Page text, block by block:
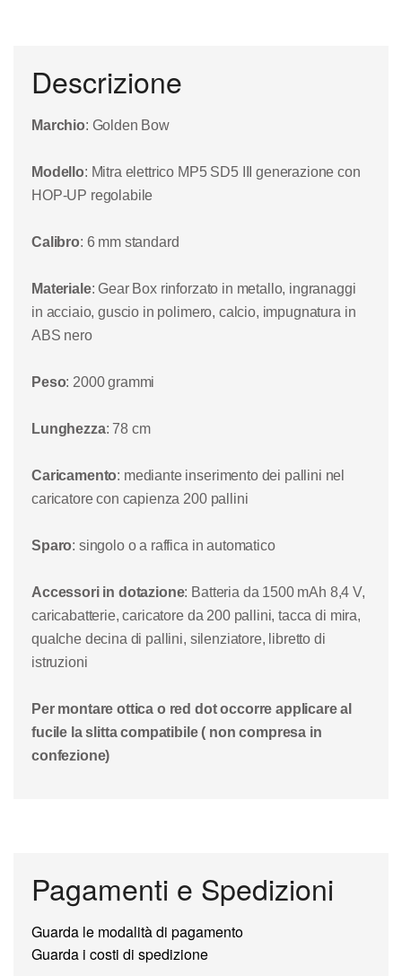
Descrizione
Marchio: Golden Bow
Modello: Mitra elettrico MP5 SD5 III generazione con
HOP-UP regolabile
Calibro: 6 mm standard
Materiale: Gear Box rinforzato in metallo, ingranaggi
in acciaio, guscio in polimero, calcio, impugnatura in
ABS nero
Peso: 2000 grammi
Lunghezza: 78 cm
Caricamento: mediante inserimento dei pallini nel
caricatore con capienza 200 pallini
Sparo: singolo o a raffica in automatico
Accessori in dotazione: Batteria da 1500 mAh 8,4 V,
caricabatterie, caricatore da 200 pallini, tacca di mira,
qualche decina di pallini, silenziatore, libretto di
istruzioni
Per montare ottica o red dot occorre applicare al
fucile la slitta compatibile ( non compresa in
confezione)
Pagamenti e Spedizioni
Guarda le modalità di pagamento
Guarda i costi di spedizione